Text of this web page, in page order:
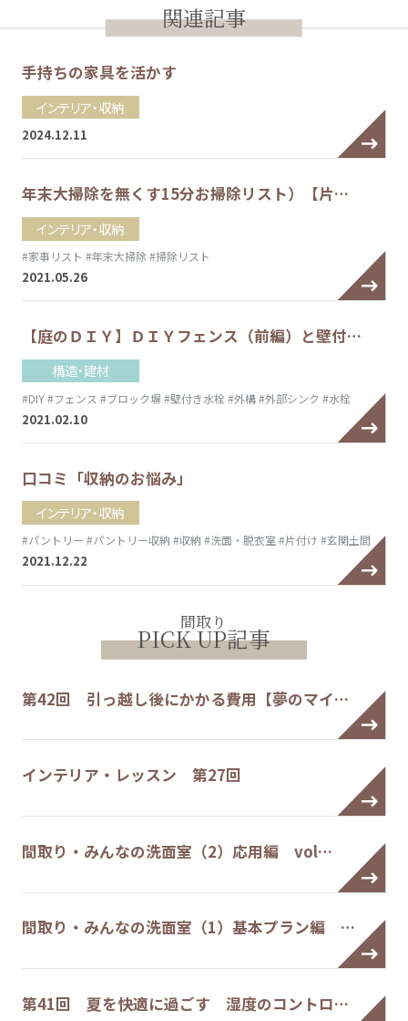
関連記事
手持ちの家具を活かす
インテリア・収納
2024.12.11
年末大掃除を無くす15分お掃除リスト）【片…
インテリア・収納
#家事リスト #年末大掃除#掃除リスト
2021.05.26
【庭のＤＩＹ】ＤＩＹフェンス（前編）と壁付…
構造・建材
#DIY#フェンス #ブロック塀#壁付き水栓 #外構#外部シンク #水栓
2021.02.10
口コミ「収納のお悩み」
インテリア・収納
#パントリー #パントリー収納 #収納 #洗面・脱衣室#片付け #玄関土間
2021.12.22
間取り
PICK UP記事
第42回 引っ越し後にかかる費用【夢のマイ…
インテリア・レッスン 第27回
間取り・みんなの洗面室（2）応用編 vol…
間取り・みんなの洗面室（1）基本プラン編 …
第41回 夏を快適に過ごす 湿度のコントロ…